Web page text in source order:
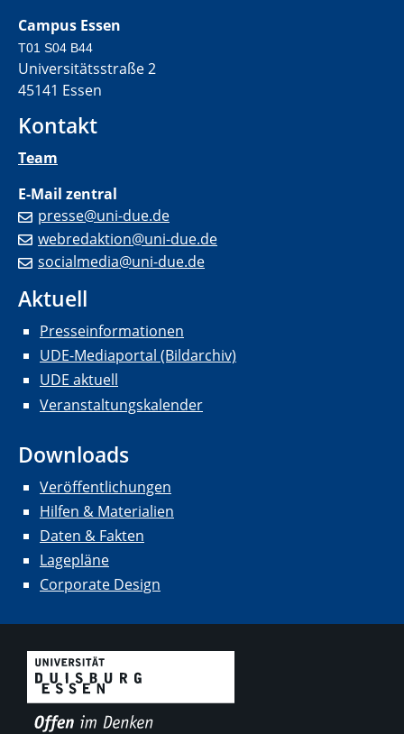
Campus Essen
T01 S04 B44
Universitätsstraße 2
45141 Essen
Kontakt
Team
E-Mail zentral
presse@uni-due.de
webredaktion@uni-due.de
socialmedia@uni-due.de
Aktuell
Presseinformationen
UDE-Mediaportal (Bildarchiv)
UDE aktuell
Veranstaltungskalender
Downloads
Veröffentlichungen
Hilfen & Materialien
Daten & Fakten
Lagepläne
Corporate Design